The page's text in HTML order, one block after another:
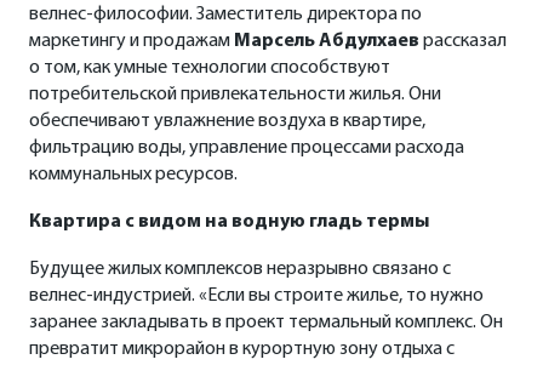
велнес-философии. Заместитель директора по
маркетингу и продажам Марсель Абдулхаев рассказал
о том, как умные технологии способствуют
потребительской привлекательности жилья. Они
обеспечивают увлажнение воздуха в квартире,
фильтрацию воды, управление процессами расхода
коммунальных ресурсов.
Квартира с видом на водную гладь термы
Будущее жилых комплексов неразрывно связано с
велнес-индустрией. «Если вы строите жилье, то нужно
заранее закладывать в проект термальный комплекс. Он
превратит микрорайон в курортную зону отдыха с